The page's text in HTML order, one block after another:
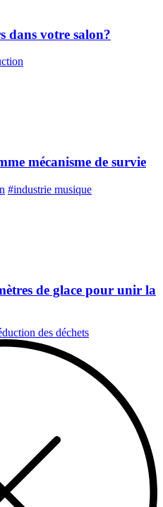
dans votre salon?
mécanisme de survie
#industrie musique
de glace pour unir la
des déchets